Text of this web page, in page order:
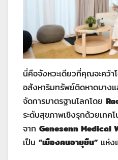
นี่คือจังหวะเดียวที่คุณจะคว้า
อสังหาริมทรัพย์ติดหาดบาง
จัดการมาตรฐานโลกโดย
ระดับสุขภาพเชิงรุกด้วยเทค
จาก Genesenn Medical
เป็น “เมืองคนอายุยืน” แห่ง